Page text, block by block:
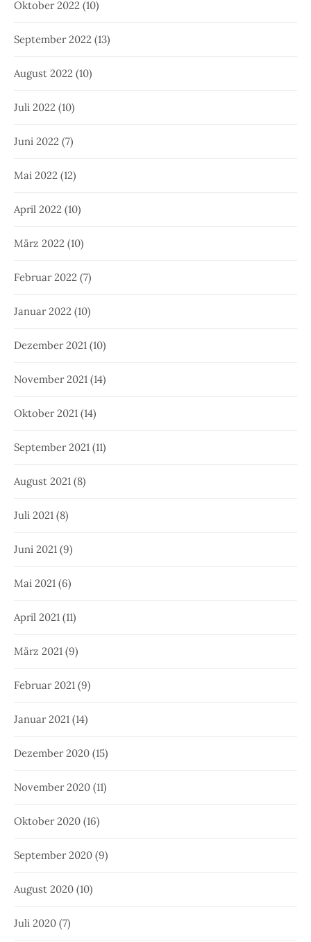
Oktober 2022 (10)
September 2022 (13)
August 2022 (10)
Juli 2022 (10)
Juni 2022 (7)
Mai 2022 (12)
April 2022 (10)
März 2022 (10)
Februar 2022 (7)
Januar 2022 (10)
Dezember 2021 (10)
November 2021 (14)
Oktober 2021 (14)
September 2021 (11)
August 2021 (8)
Juli 2021 (8)
Juni 2021 (9)
Mai 2021 (6)
April 2021 (11)
März 2021 (9)
Februar 2021 (9)
Januar 2021 (14)
Dezember 2020 (15)
November 2020 (11)
Oktober 2020 (16)
September 2020 (9)
August 2020 (10)
Juli 2020 (7)